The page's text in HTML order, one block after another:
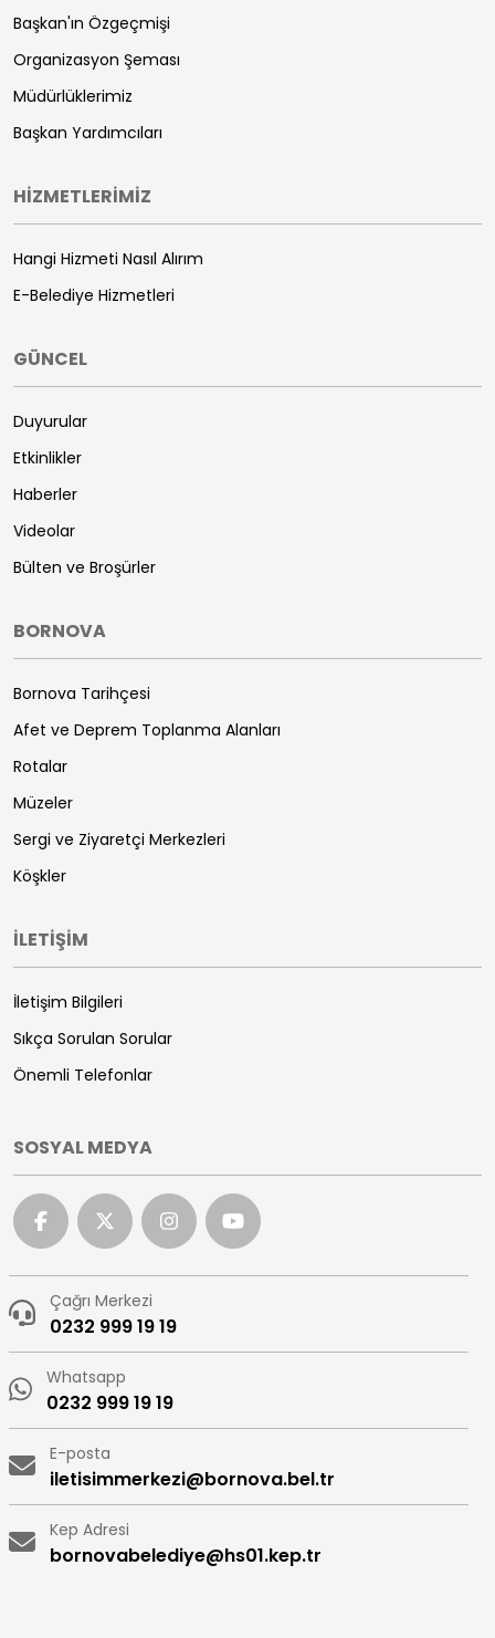
Başkan'ın Özgeçmişi
Organizasyon Şeması
Müdürlüklerimiz
Başkan Yardımcıları
HİZMETLERİMİZ
Hangi Hizmeti Nasıl Alırım
E-Belediye Hizmetleri
GÜNCEL
Duyurular
Etkinlikler
Haberler
Videolar
Bülten ve Broşürler
BORNOVA
Bornova Tarihçesi
Afet ve Deprem Toplanma Alanları
Rotalar
Müzeler
Sergi ve Ziyaretçi Merkezleri
Köşkler
İLETİŞİM
İletişim Bilgileri
Sıkça Sorulan Sorular
Önemli Telefonlar
SOSYAL MEDYA
Çağrı Merkezi
0232 999 19 19
Whatsapp
0232 999 19 19
E-posta
iletisimmerkezi@bornova.bel.tr
Kep Adresi
bornovabelediye@hs01.kep.tr